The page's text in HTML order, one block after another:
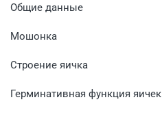
Общие данные
Мошонка
Строение яичка
Герминативная функция яичек